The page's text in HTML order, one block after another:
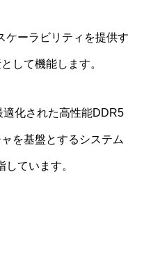
ケーラビリティを提供す
して機能します。
化された高性能DDR5
を基盤とするシステム
ています。